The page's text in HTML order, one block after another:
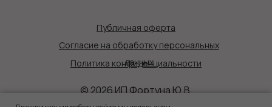
© 2026 ИП Фортуна Ю.В.
Публичная оферта
Согласие на обработку персональных
данных
Политика конфиденциальности